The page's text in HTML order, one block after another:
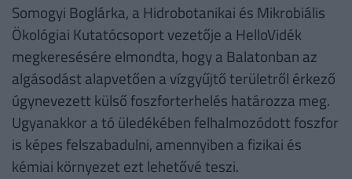
Somogyi Boglárka, a Hidrobotanikai és Mikrobiális
Ökológiai Kutatócsoport vezetője a HelloVidék
megkeresésére elmondta, hogy a Balatonban az
algásodást alapvetően a vízgyűjtő területről érkező
úgynevezett külső foszforterhelés határozza meg.
Ugyanakkor a tó üledékében felhalmozódott foszfor
is képes felszabadulni, amennyiben a fizikai és
kémiai környezet ezt lehetővé teszi.